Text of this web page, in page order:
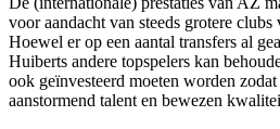
voor aandacht van steeds grotere
Hoewel er op een aantal transfers al
Huiberts andere topspelers kan
ook geïnvesteerd moeten worden
aanstormend talent en bewezen